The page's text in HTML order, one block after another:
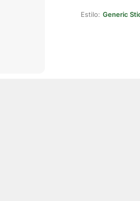
Estilo: Generic